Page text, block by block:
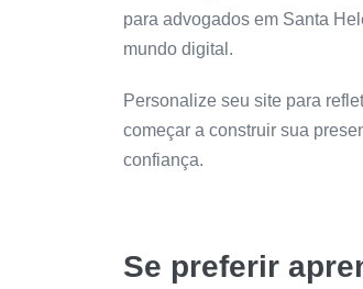
para advogados em Santa
mundo digital.
Personalize seu site para
começar a construir sua
confiança.
Se preferir